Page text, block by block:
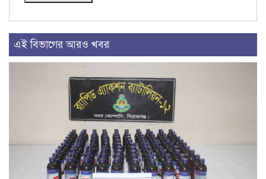
এই বিভাগের আরও খবর